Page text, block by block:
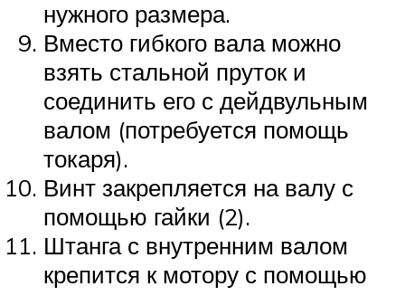
нужного размера.
Вместо гибкого вала можно
взять стальной пруток и
соединить его с дейдвульным
валом (потребуется помощь
токаря).
Винт закрепляется на валу с
помощью гайки (2).
Штанга с внутренним валом
крепится к мотору с помощью